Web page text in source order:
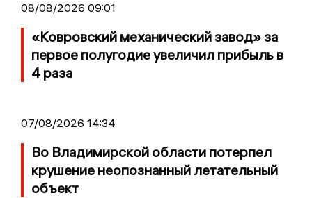
08/08/2026 09:01
«Ковровский механический завод» за
первое полугодие увеличил прибыль в
4 раза
07/08/2026 14:34
Во Владимирской области потерпел
крушение неопознанный летательный
объект